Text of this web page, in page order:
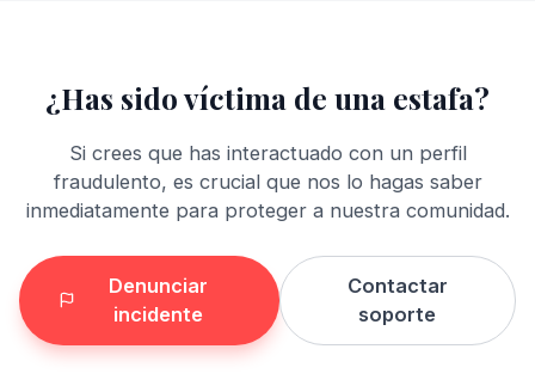
¿Has sido víctima de una estafa?
Si crees que has interactuado con un perfil
fraudulento, es crucial que nos lo hagas saber
inmediatamente para proteger a nuestra comunidad.
Denunciar
incidente
Contactar
soporte